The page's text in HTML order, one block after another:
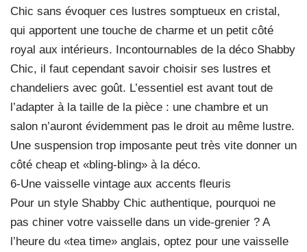
Chic sans évoquer ces lustres somptueux en cristal,
qui apportent une touche de charme et un petit côté
royal aux intérieurs. Incontournables de la déco Shabby
Chic, il faut cependant savoir choisir ses lustres et
chandeliers avec goût. L’essentiel est avant tout de
l’adapter à la taille de la pièce : une chambre et un
salon n’auront évidemment pas le droit au même lustre.
Une suspension trop imposante peut très vite donner un
côté cheap et «bling-bling» à la déco.
6-Une vaisselle vintage aux accents fleuris
Pour un style Shabby Chic authentique, pourquoi ne
pas chiner votre vaisselle dans un vide-grenier ? A
l’heure du «tea time» anglais, optez pour une vaisselle